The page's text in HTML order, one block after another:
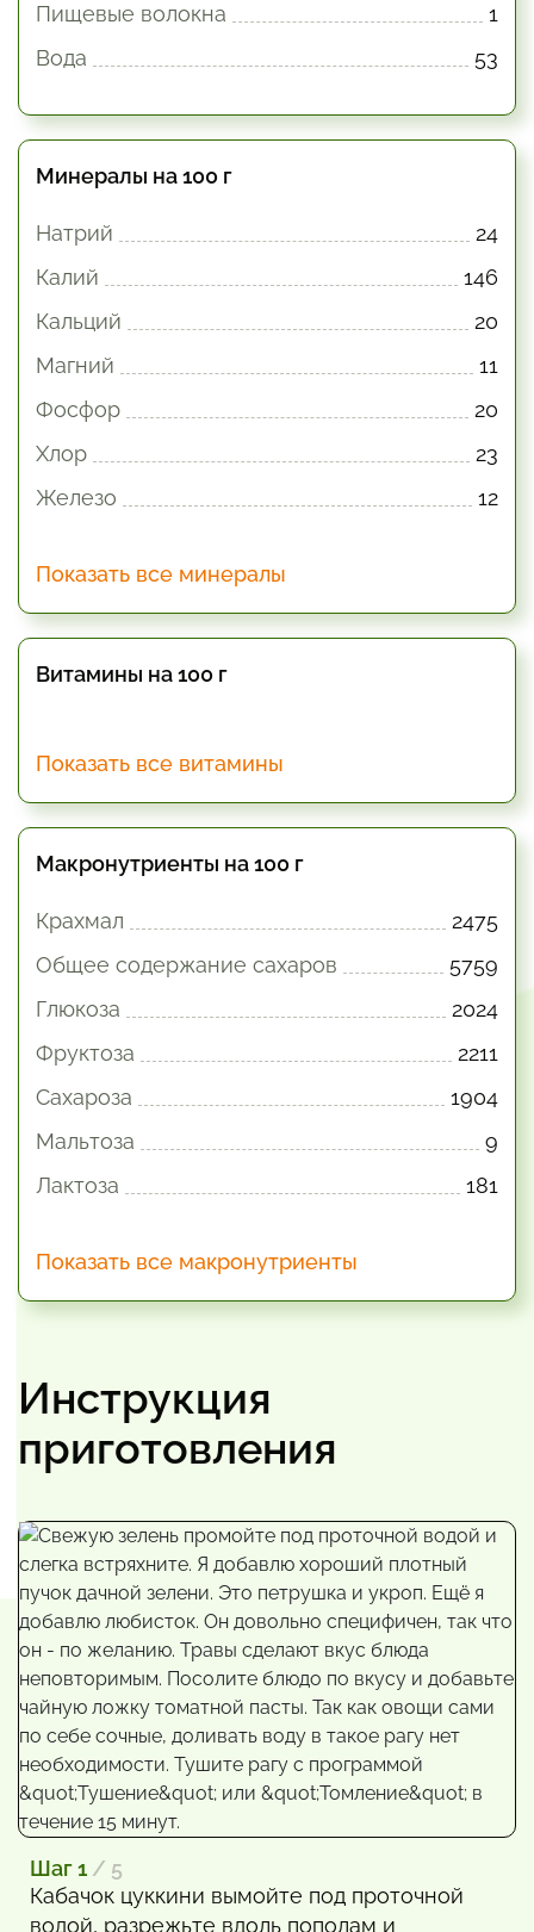
Пищевые волокна
1
Вода
53
Минералы на 100 г
Натрий
24
Калий
146
Кальций
20
Магний
11
Фосфор
20
Хлор
23
Железо
12
Показать все минералы
Витамины на 100 г
Показать все витамины
Макронутриенты на 100 г
Крахмал
2475
Общее содержание сахаров
5759
Глюкоза
2024
Фруктоза
2211
Сахароза
1904
Мальтоза
9
Лактоза
181
Показать все макронутриенты
Инструкция
приготовления
Шаг 1 / 5
Кабачок цуккини вымойте под проточной
водой, разрежьте вдоль пополам и